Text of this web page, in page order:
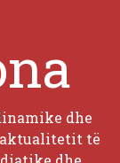
dhe
të